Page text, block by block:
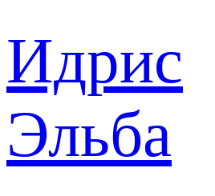
Идрис
Эльба